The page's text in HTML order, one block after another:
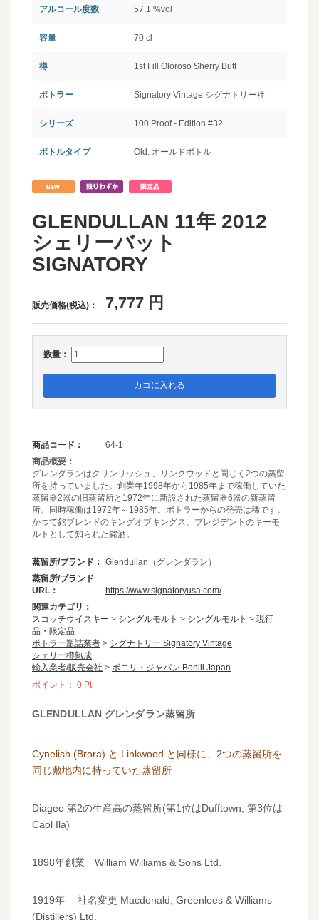
アルコール度数 57.1 %vol
容量 70 cl
樽 1st Fill Oloroso Sherry Butt
ボトラー Signatory Vintage シグナトリー社
シリーズ 100 Proof - Edition #32
ボトルタイプ Old: オールドボトル
GLENDULLAN 11年 2012
シェリーバット
SIGNATORY
販売価格(税込)： 7,777 円
数量：
カゴに入れる
商品コード：
64-1
商品概要：
グレンダランはクリンリッシュ、リンクウッドと同じく2つの蒸留
所を持っていました。創業年1998年から1985年まで稼働していた
蒸留器2器の旧蒸留所と1972年に新設された蒸留器6器の新蒸留
所。同時稼働は1972年～1985年。ボトラーからの発売は稀です。
かつて銘ブレンドのキングオブキングス、プレジデントのキーモ
ルトとして知られた銘酒。
蒸留所/ブランド： Glendullan（グレンダラン）
蒸留所/ブランド
URL：
https://www.signatoryusa.com/
関連カテゴリ：
スコッチウイスキー > シングルモルト > シングルモルト > 現行
品・限定品
ボトラー瓶詰業者 > シグナトリー Signatory Vintage
シェリー樽熟成
輸入業者/販売会社 > ボニリ・ジャパン Bonili Japan
ポイント： 0 Pt
GLENDULLAN グレンダラン蒸留所
Cynelish (Brora) と Linkwood と同様に、2つの蒸留所を
同じ敷地内に持っていた蒸留所
Diageo 第2の生産高の蒸留所(第1位はDufftown, 第3位は
Caol Ila)
1898年創業 William Williams & Sons Ltd.
1919年 社名変更 Macdonald, Greenlees & Williams
(Distillers) Ltd.